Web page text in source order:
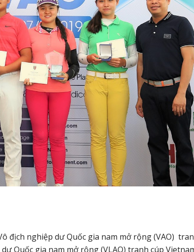
địch nghiệp dư Quốc gia nam mở rộng (VAO)
Quốc gia nam mở rộng (VLAO) tranh cúp